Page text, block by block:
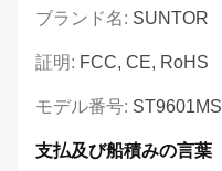
ブランド名: SUNTOR
証明: FCC, CE, RoHS
モデル番号: ST9601MS
支払及び船積みの言葉